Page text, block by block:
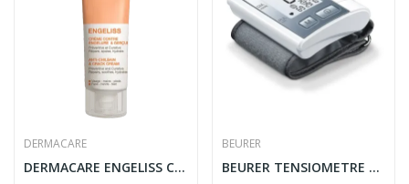
DERMACARE
DERMACARE ENGELISS CREME CONTRE ENGELURE & GERCURE
BEURER
BEURER TENSIOMETRE A POGNET BC 40